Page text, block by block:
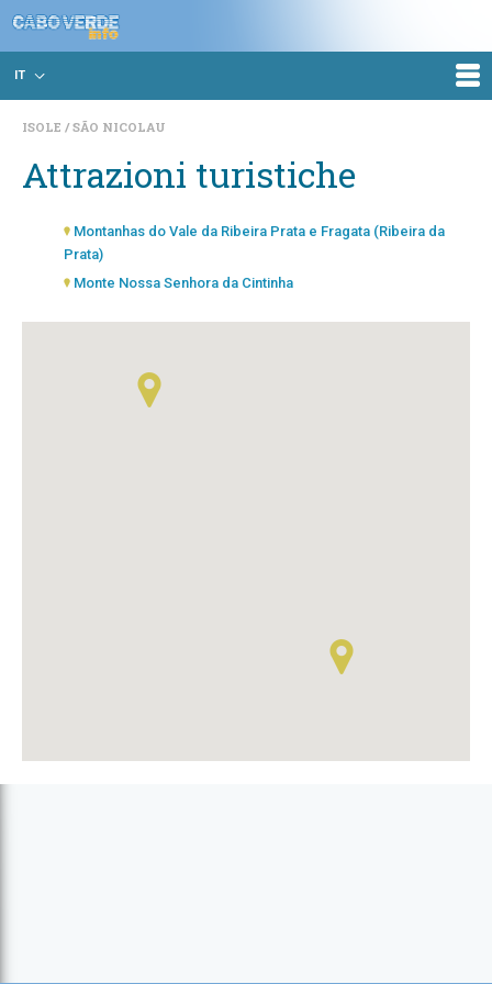
IT
ISOLE SÃO NICOLAU
Attrazioni turistiche
Montanhas do Vale da Ribeira Prata e Fragata (Ribeira da
Prata)
Monte Nossa Senhora da Cintinha